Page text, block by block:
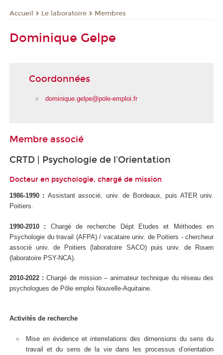
Accueil Le laboratoire Membres
Dominique Gelpe
Coordonnées
dominique.gelpe@pole-emploi.fr
Membre associé
CRTD | Psychologie de l'Orientation
Docteur en psychologie, chargé de mission
1986-1990 : Assistant associé, univ. de Bordeaux, puis ATER univ.
Poitiers.
1990-2010 : Chargé de recherche Dépt Etudes et Méthodes en
Psychologie du travail (AFPA) / vacataire univ. de Poitiers - chercheur
associé univ. de Poitiers (laboratoire SACO) puis univ. de Rouen
(laboratoire PSY-NCA).
2010-2022 : Chargé de mission – animateur technique du réseau des
psychologues de Pôle emploi Nouvelle-Aquitaine.
Activités de recherche
Mise en évidence et interrelations des dimensions du sens du
travail et du sens de la vie dans les processus d’orientation